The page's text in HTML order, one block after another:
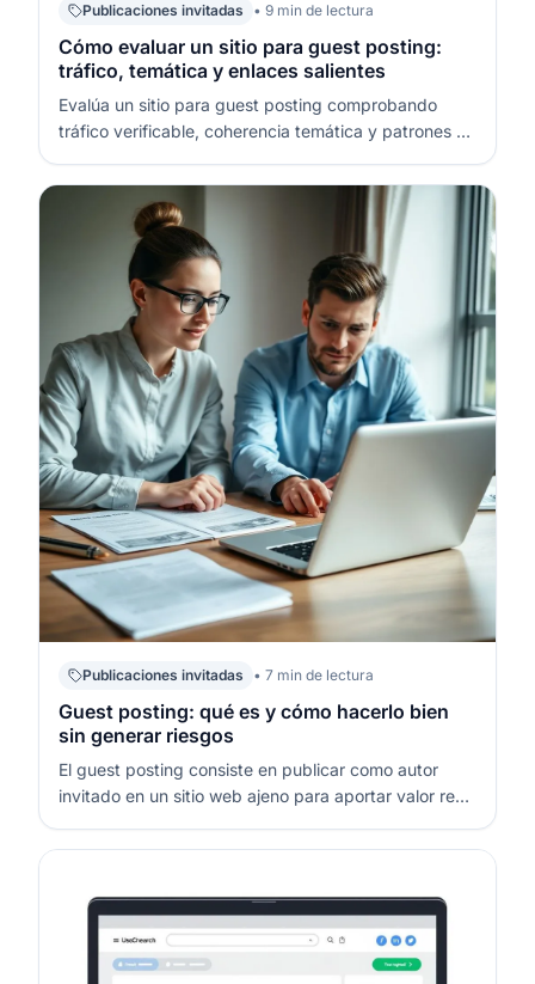
Publicaciones invitadas • 9 min de lectura
Cómo evaluar un sitio para guest posting:
tráfico, temática y enlaces salientes
Evalúa un sitio para guest posting comprobando
tráfico verificable, coherencia temática y patrones de
“promete autoridad”, sino el que encaja con tu
audiencia y mantiene estándares editoriales
constantes. En SEO (Search Engine Op…
Publicaciones invitadas • 7 min de lectura
Guest posting: qué es y cómo hacerlo bien
sin generar riesgos
El guest posting consiste en publicar como autor
invitado en un sitio web ajeno para aportar valor real
editoriales, visibilidad de marca y referencias
clave no es “colocar un enla…